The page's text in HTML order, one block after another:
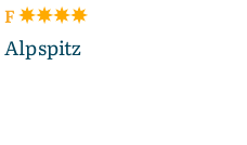
F
Alpspitz